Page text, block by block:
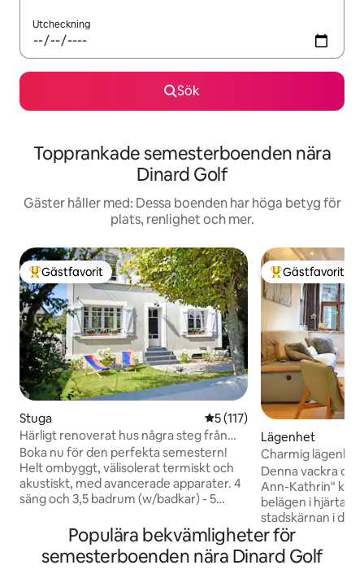
Utcheckning
Sök
Topprankade semesterboenden nära
Dinard Golf
Gäster håller med: Dessa boenden har höga betyg för
plats, renlighet och mer.
Populär gästfavorit
Gästfavorit
Stuga 5 av 5 i genomsnittligt
5 (117)
Härligt renoverat hus några steg från
stranden och Dinard
Boka nu för den perfekta semestern!
Helt ombyggt, välisolerat termiskt och
akustiskt, med avancerade apparater. 4
säng och 3,5 badrum (w/badkar) - 5
perfekt för 8 gäster. Beläget på det
bästa stället, nära stranden och staden
men i en lugn miljö med härliga
Populär
Gästfavorit
Lägenhet
Charmig
centrum
Denna vackra
Ann-Kathrin"
belägen i hjärtat
stadskärnan i den
kommer säkert
karaktär och äkthet.
kombinerar
Populära bekvämligheter för
semesterboenden nära Dinard Golf